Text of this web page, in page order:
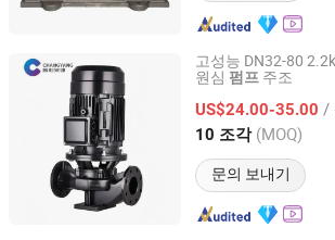
고성능 DN32-80
원심 펌프 주조
US$24.00-35.00 /
10 조각 (MOQ)
문의 보내기
Zhejiang Changyang Pump Industry Co.,
Zhejiang, China 이후 2026